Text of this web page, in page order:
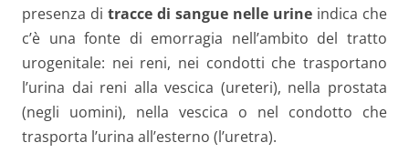
presenza di tracce di sangue nelle urine indica che
c’è una fonte di emorragia nell’ambito del tratto
urogenitale: nei reni, nei condotti che trasportano
l’urina dai reni alla vescica (ureteri), nella prostata
(negli uomini), nella vescica o nel condotto che
trasporta l’urina all’esterno (l’uretra).